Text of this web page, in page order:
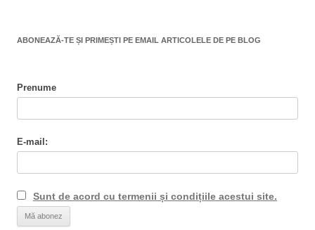
ABONEAZĂ-TE ȘI PRIMEȘTI PE EMAIL ARTICOLELE DE PE BLOG
Prenume
E-mail:
Sunt de acord cu termenii și condițiile acestui site.